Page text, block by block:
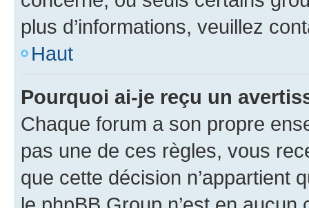
plus d’informations, veuillez
Haut
Pourquoi ai-je reçu un
Chaque forum a son propre
pas une de ces règles, vous
que cette décision n’appartient